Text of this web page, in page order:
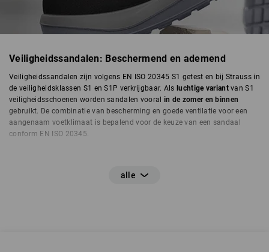
Veiligheidssandalen: Beschermend en ademend
Veiligheidssandalen zijn volgens EN ISO 20345 S1 getest en bij Strauss in
de veiligheidsklassen S1 en S1P verkrijgbaar. Als luchtige variantvan S1
veiligheidsschoenen worden sandalen vooral in de zomer en binnen
gebruikt. De combinatie van bescherming en goede ventilatie voor een
aangenaam voetklimaat is bepalend voor de keuze van een sandaal
conform EN ISO 20345.